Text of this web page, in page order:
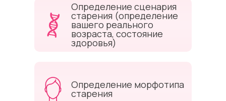
Определение сценария
старения (определение
вашего реального
возраста, состояние
здоровья)
Определение морфотипа
старения